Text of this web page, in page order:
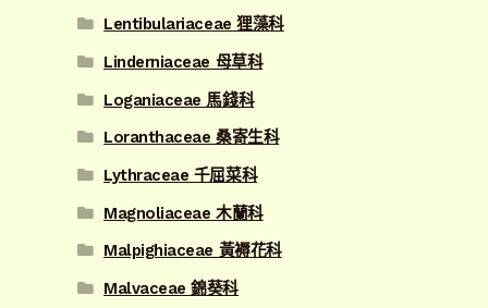
Lentibulariaceae 狸藻科
Linderniaceae 母草科
Loganiaceae 馬錢科
Loranthaceae 桑寄生科
Lythraceae 千屈菜科
Magnoliaceae 木蘭科
Malpighiaceae 黃褥花科
Malvaceae 錦葵科